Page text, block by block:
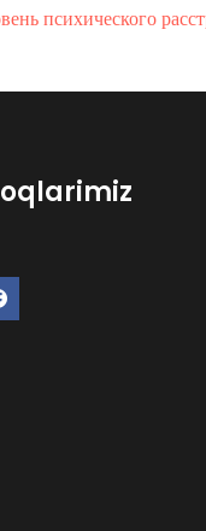
психического